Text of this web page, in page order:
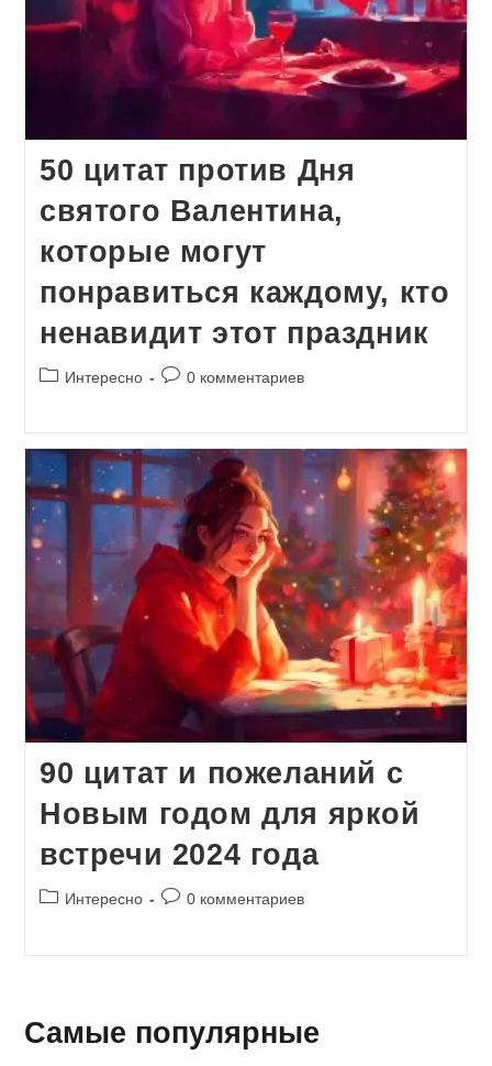
50 цитат против Дня
святого Валентина,
которые могут
понравиться каждому, кто
ненавидит этот праздник
Рубрика
Интересно
Комментарии
0 комментариев
90 цитат и пожеланий с
Новым годом для яркой
встречи 2024 года
Рубрика
Интересно
Комментарии
0 комментариев
Самые популярные